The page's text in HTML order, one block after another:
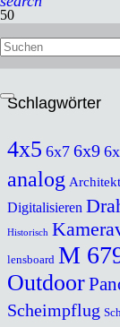
Professional
Schlagwörter
4x5 6x7 6x9
analog
Digitalisieren
Historisch
lensboard M
Outdoor
Scheimpflug